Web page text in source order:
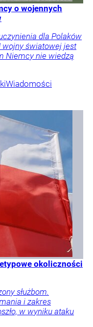
o wojennych
dla Polaków
wojny światowej jest
Niemcy nie wiedzą
Wiadomości
okoliczności
służbom.
i zakres
w wyniku ataku